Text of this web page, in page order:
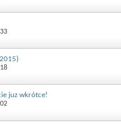
juz wkrótce!